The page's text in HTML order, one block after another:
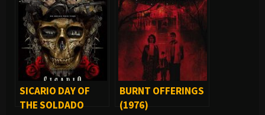
SICARIO DAY OF
THE SOLDADO
BURNT OFFERINGS
(1976)